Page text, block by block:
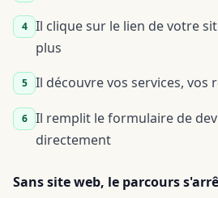
4
Il clique sur le lien de votre
plus
5 Il découvre vos services, vos
6
Il remplit le formulaire de
directement
Sans site web, le parcours